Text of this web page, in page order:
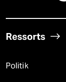
Ressorts
Politik